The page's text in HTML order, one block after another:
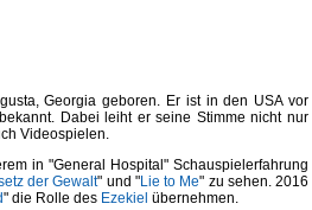
Georgia geboren. Er ist in den USA vor
Dabei leiht er seine Stimme nicht nur
Videospielen.
in "General Hospital" Schauspielerfahrung
der Gewalt" und "Lie to Me" zu sehen. 2016
" die Rolle des Ezekiel übernehmen.